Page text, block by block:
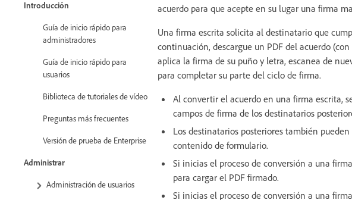
Introducción
Guía de inicio rápido para
administradores
Guía de inicio rápido para
usuarios
Biblioteca de tutoriales de vídeo
Preguntas más frecuentes
Versión de prueba de Enterprise
Administrar
Administración de usuarios
acuerdo para que acepte en su lugar una firma
Una firma escrita solicita al destinatario que
continuación, descargue un PDF del acuerdo
aplica la firma de su puño y letra, escanea de
para completar su parte del ciclo de firma.
Al convertir el acuerdo en una firma escrita,
campos de firma de los destinatarios
Los destinatarios posteriores también
contenido de formulario.
Si inicias el proceso de conversión a una
para cargar el PDF firmado.
Si inicias el proceso de conversión a una